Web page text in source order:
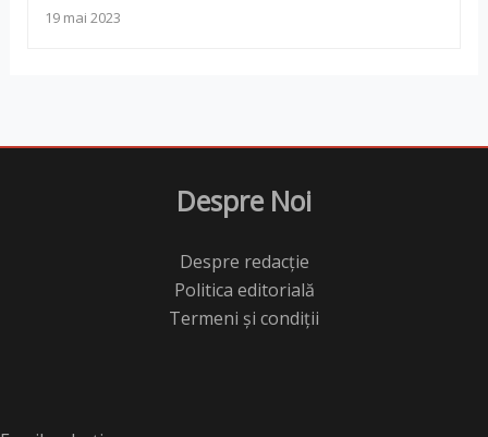
19 mai 2023
Despre Noi
Despre redacție
Politica editorială
Termeni și condiții